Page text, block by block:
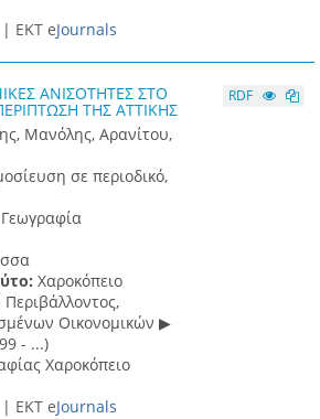
| ΕΚΤ eJournals
ΑΝΙΣΟΤΗΤΕΣ ΣΤΟ
ΤΗΣ ΑΤΤΙΚΗΣ
Μανόλης, Αρανίτου,
σε περιοδικό,
Γεωγραφία
Χαροκόπειο
Οικονομικών ▶
- ...)
Χαροκόπειο
| ΕΚΤ eJournals
RDF